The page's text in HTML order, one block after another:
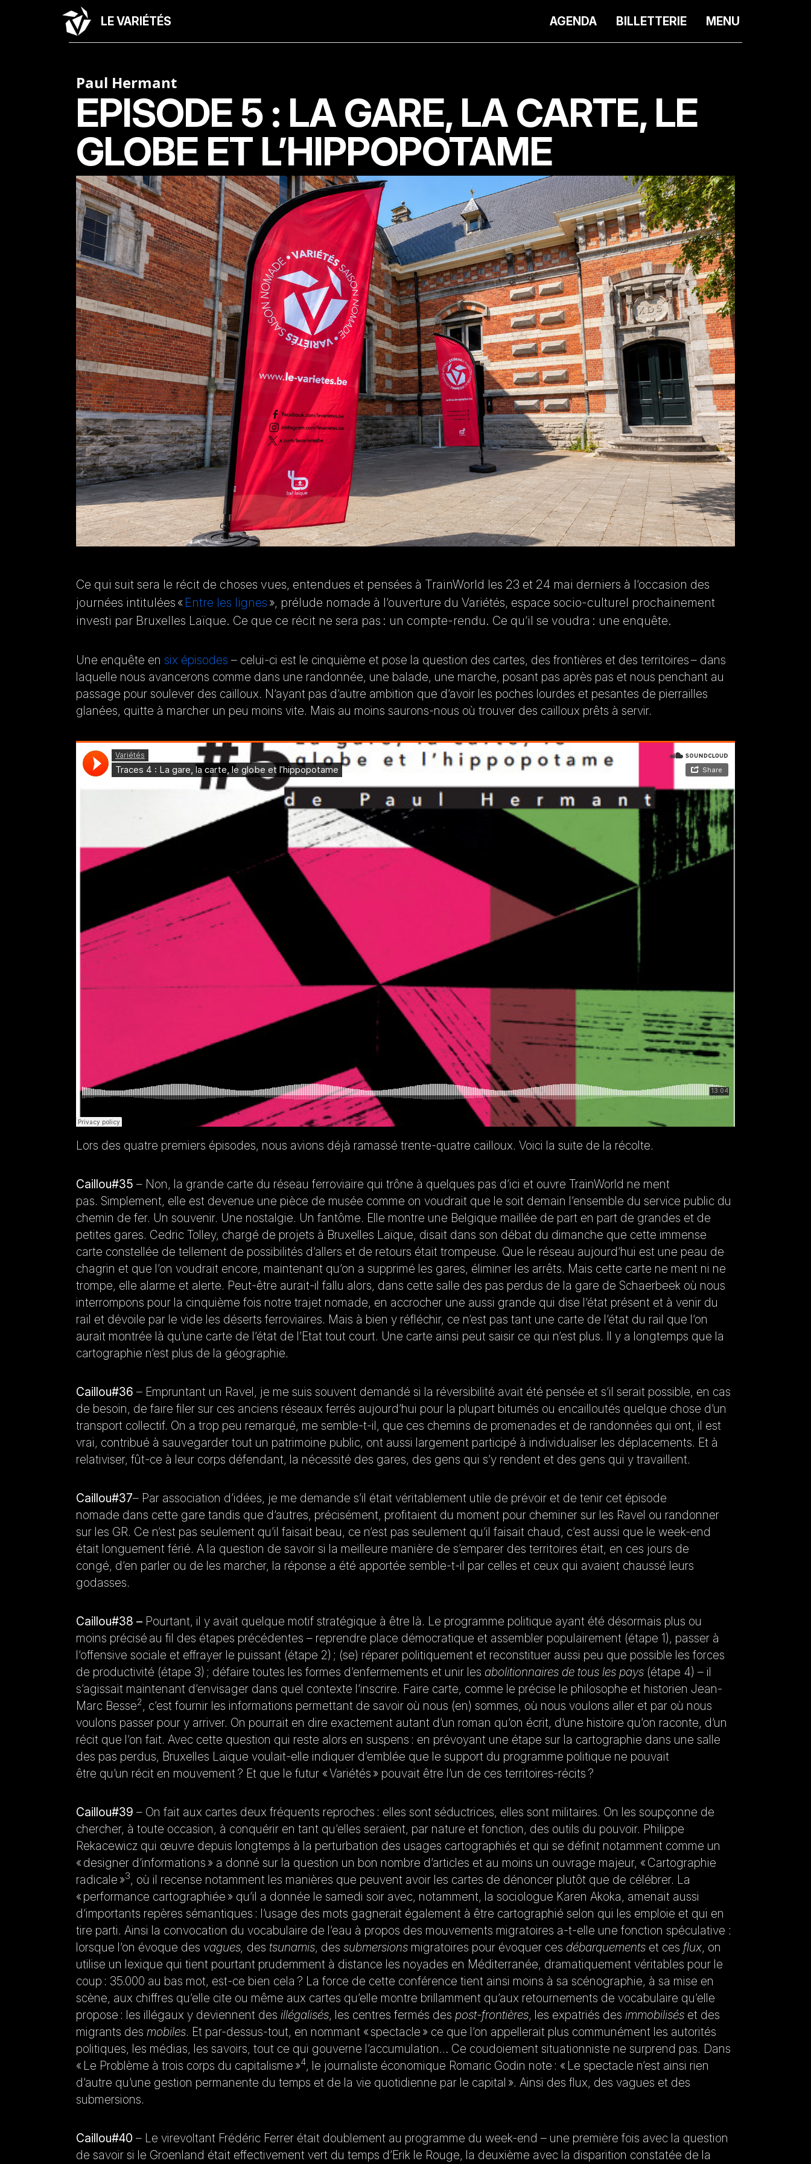
LE VARIÉTÉS AGENDA BILLETTERIE MENU
Paul Hermant
EPISODE 5 : LA GARE, LA CARTE, LE
GLOBE ET L’HIPPOPOTAME
Ce qui suit sera le récit de choses vues, entendues et pensées à TrainWorld les 23 et 24 mai derniers à l’occasion des
journées intitulées « Entre les lignes », prélude nomade à l’ouverture du Variétés, espace socio-culturel prochainement
investi par Bruxelles Laïque. Ce que ce récit ne sera pas : un compte-rendu. Ce qu’il se voudra : une enquête.
Une enquête en six épisodes – celui-ci est le cinquième et pose la question des cartes, des frontières et des territoires – dans
laquelle nous avancerons comme dans une randonnée, une balade, une marche, posant pas après pas et nous penchant au
passage pour soulever des cailloux. N’ayant pas d’autre ambition que d’avoir les poches lourdes et pesantes de pierrailles
glanées, quitte à marcher un peu moins vite. Mais au moins saurons-nous où trouver des cailloux prêts à servir.
Lors des quatre premiers épisodes, nous avions déjà ramassé trente-quatre cailloux. Voici la suite de la récolte.
Caillou#35 – Non, la grande carte du réseau ferroviaire qui trône à quelques pas d’ici et ouvre TrainWorld ne ment
pas. Simplement, elle est devenue une pièce de musée comme on voudrait que le soit demain l’ensemble du service public du
chemin de fer. Un souvenir. Une nostalgie. Un fantôme. Elle montre une Belgique maillée de part en part de grandes et de
petites gares. Cedric Tolley, chargé de projets à Bruxelles Laïque, disait dans son débat du dimanche que cette immense
carte constellée de tellement de possibilités d’allers et de retours était trompeuse. Que le réseau aujourd’hui est une peau de
chagrin et que l’on voudrait encore, maintenant qu’on a supprimé les gares, éliminer les arrêts. Mais cette carte ne ment ni ne
trompe, elle alarme et alerte. Peut-être aurait-il fallu alors, dans cette salle des pas perdus de la gare de Schaerbeek où nous
interrompons pour la cinquième fois notre trajet nomade, en accrocher une aussi grande qui dise l’état présent et à venir du
rail et dévoile par le vide les déserts ferroviaires. Mais à bien y réfléchir, ce n’est pas tant une carte de l’état du rail que l’on
aurait montrée là qu’une carte de l’état de l’Etat tout court. Une carte ainsi peut saisir ce qui n’est plus. Il y a longtemps que la
cartographie n’est plus de la géographie.
Caillou#36 – Empruntant un Ravel, je me suis souvent demandé si la réversibilité avait été pensée et s’il serait possible, en cas
de besoin, de faire filer sur ces anciens réseaux ferrés aujourd’hui pour la plupart bitumés ou encailloutés quelque chose d’un
transport collectif. On a trop peu remarqué, me semble-t-il, que ces chemins de promenades et de randonnées qui ont, il est
vrai, contribué à sauvegarder tout un patrimoine public, ont aussi largement participé à individualiser les déplacements. Et à
relativiser, fût-ce à leur corps défendant, la nécessité des gares, des gens qui s’y rendent et des gens qui y travaillent.
Caillou#37– Par association d’idées, je me demande s’il était véritablement utile de prévoir et de tenir cet épisode
nomade dans cette gare tandis que d’autres, précisément, profitaient du moment pour cheminer sur les Ravel ou randonner
sur les GR. Ce n’est pas seulement qu’il faisait beau, ce n’est pas seulement qu’il faisait chaud, c’est aussi que le week-end
était longuement férié. A la question de savoir si la meilleure manière de s’emparer des territoires était, en ces jours de
congé, d’en parler ou de les marcher, la réponse a été apportée semble-t-il par celles et ceux qui avaient chaussé leurs
godasses.
Caillou#38 – Pourtant, il y avait quelque motif stratégique à être là. Le programme politique ayant été désormais plus ou
moins précisé au fil des étapes précédentes – reprendre place démocratique et assembler populairement (étape 1), passer à
l’offensive sociale et effrayer le puissant (étape 2) ; (se) réparer politiquement et reconstituer aussi peu que possible les forces
de productivité (étape 3) ; défaire toutes les formes d’enfermements et unir les abolitionnaires de tous les pays (étape 4) – il
s’agissait maintenant d’envisager dans quel contexte l’inscrire. Faire carte, comme le précise le philosophe et historien Jean-
Marc Besse2 , c’est fournir les informations permettant de savoir où nous (en) sommes, où nous voulons aller et par où nous
voulons passer pour y arriver. On pourrait en dire exactement autant d’un roman qu’on écrit, d’une histoire qu’on raconte, d’un
récit que l’on fait. Avec cette question qui reste alors en suspens : en prévoyant une étape sur la cartographie dans une salle
des pas perdus, Bruxelles Laïque voulait-elle indiquer d’emblée que le support du programme politique ne pouvait
être qu’un récit en mouvement ? Et que le futur « Variétés » pouvait être l’un de ces territoires-récits ?
Caillou#39 – On fait aux cartes deux fréquents reproches : elles sont séductrices, elles sont militaires. On les soupçonne de
chercher, à toute occasion, à conquérir en tant qu’elles seraient, par nature et fonction, des outils du pouvoir. Philippe
Rekacewicz qui œuvre depuis longtemps à la perturbation des usages cartographiés et qui se définit notamment comme un
« designer d’informations » a donné sur la question un bon nombre d’articles et au moins un ouvrage majeur, « Cartographie
radicale »3, où il recense notamment les manières que peuvent avoir les cartes de dénoncer plutôt que de célébrer. La
« performance cartographiée » qu’il a donnée le samedi soir avec, notamment, la sociologue Karen Akoka, amenait aussi
d’importants repères sémantiques : l’usage des mots gagnerait également à être cartographié selon qui les emploie et qui en
tire parti. Ainsi la convocation du vocabulaire de l’eau à propos des mouvements migratoires a-t-elle une fonction spéculative :
lorsque l’on évoque des vagues, des tsunamis, des submersions migratoires pour évoquer ces débarquements et ces flux, on
utilise un lexique qui tient pourtant prudemment à distance les noyades en Méditerranée, dramatiquement véritables pour le
coup : 35.000 au bas mot, est-ce bien cela ? La force de cette conférence tient ainsi moins à sa scénographie, à sa mise en
scène, aux chiffres qu’elle cite ou même aux cartes qu’elle montre brillamment qu’aux retournements de vocabulaire qu’elle
propose : les illégaux y deviennent des illégalisés, les centres fermés des post-frontières, les expatriés des immobilisés et des
migrants des mobiles. Et par-dessus-tout, en nommant « spectacle » ce que l’on appellerait plus communément les autorités
politiques, les médias, les savoirs, tout ce qui gouverne l’accumulation… Ce coudoiement situationniste ne surprend pas. Dans
« Le Problème à trois corps du capitalisme »4, le journaliste économique Romaric Godin note : « Le spectacle n’est ainsi rien
d’autre qu’une gestion permanente du temps et de la vie quotidienne par le capital ». Ainsi des flux, des vagues et des
submersions.
Caillou#40 – Le virevoltant Frédéric Ferrer était doublement au programme du week-end – une première fois avec la question
de savoir si le Groenland était effectivement vert du temps d’Erik le Rouge, la deuxième avec la disparition constatée de la